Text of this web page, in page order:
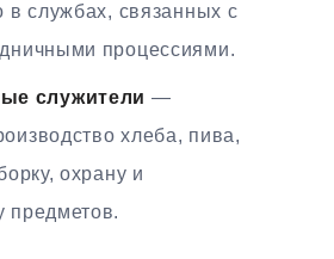
в службах, связанных с
процессиями.
служители —
хлеба, пива,
охрану и
предметов.